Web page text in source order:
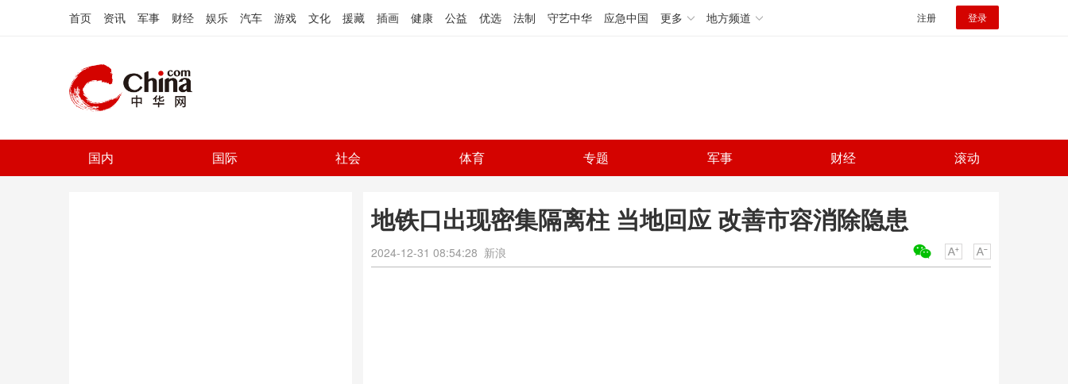
首页 资讯 军事 财经 娱乐 汽车 游戏 文化 援藏 插画 健康 公益 优选 法制 守艺中华 应急中国 更多 地方频道 注册 登录
国内 国际 社会 体育 专题 军事 财经 滚动
地铁口出现密集隔离柱 当地回应 改善市容消除隐患
2024-12-31 08:54:28 新浪